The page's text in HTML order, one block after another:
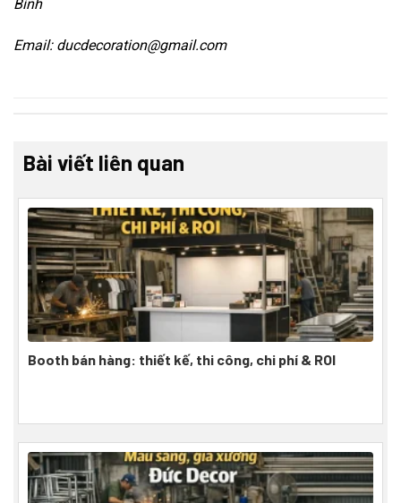
Bình
Email: ducdecoration@gmail.com
Bài viết liên quan
Booth bán hàng: thiết kế, thi công, chi phí & ROI